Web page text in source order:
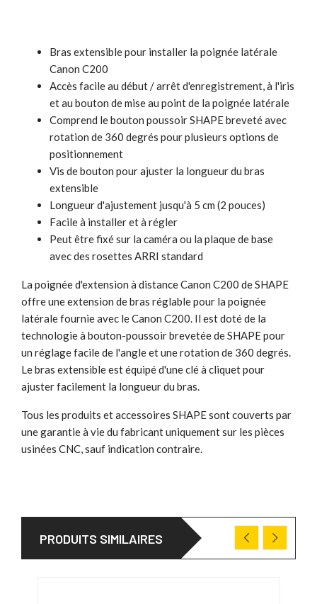
Bras extensible pour installer la poignée latérale
Canon C200
Accès facile au début / arrêt d'enregistrement, à l'iris
et au bouton de mise au point de la poignée latérale
Comprend le bouton poussoir SHAPE breveté avec
rotation de 360 degrés pour plusieurs options de
positionnement
Vis de bouton pour ajuster la longueur du bras
extensible
Longueur d'ajustement jusqu'à 5 cm (2 pouces)
Facile à installer et à régler
Peut être fixé sur la caméra ou la plaque de base
avec des rosettes ARRI standard
La poignée d'extension à distance Canon C200 de SHAPE
offre une extension de bras réglable pour la poignée
latérale fournie avec le Canon C200. Il est doté de la
technologie à bouton-poussoir brevetée de SHAPE pour
un réglage facile de l'angle et une rotation de 360 degrés.
Le bras extensible est équipé d'une clé à cliquet pour
ajuster facilement la longueur du bras.
Tous les produits et accessoires SHAPE sont couverts par
une garantie à vie du fabricant uniquement sur les pièces
usinées CNC, sauf indication contraire.
PRODUITS SIMILAIRES